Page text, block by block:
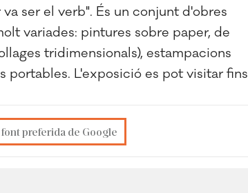
ser el verb". És un conjunt d'obres
variades: pintures sobre paper, de
tridimensionals), estampacions
L'exposició es pot visitar fins
preferida de Google